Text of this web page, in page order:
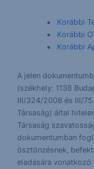
Korábbi
Korábbi
Korábbi
A jelen
(székhely: 1138
III/324/2008 és III/
Társaság) által
Társaság
dokumentumban
ösztönzésnek,
eladására